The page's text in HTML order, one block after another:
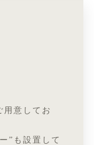
用意してお
”も設置して